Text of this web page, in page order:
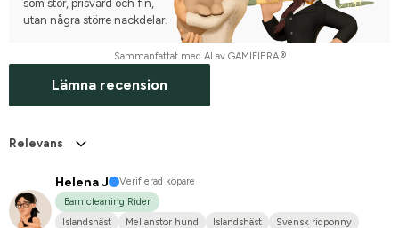
som stor, prisvärd och fin,
utan några större nackdelar.
Sammanfattat med AI av GAMIFIERA.®
Lämna recension
Relevans
Helena J
Verifierad köpare
Barn cleaning Rider
Islandshäst
Mellanstor hund Islandshäst
Svensk ridponny